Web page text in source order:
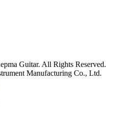
Guitar. All Rights Reserved.
Manufacturing Co., Ltd.